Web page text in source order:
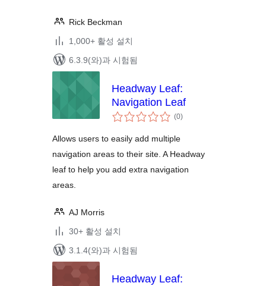
Rick Beckman
1,000+ 활성 설치
6.3.9(와)과 시험됨
Headway Leaf:
Navigation Leaf
(0전
체)
Allows users to easily add multiple
navigation areas to their site. A Headway
leaf to help you add extra navigation
areas.
AJ Morris
30+ 활성 설치
3.1.4(와)과 시험됨
Headway Leaf: